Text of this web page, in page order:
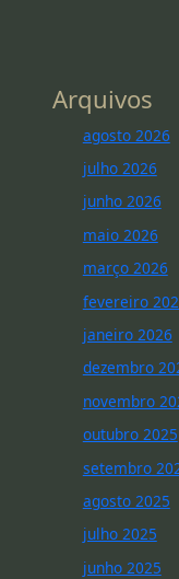
Arquivos
agosto 2026
julho 2026
junho 2026
maio 2026
março 2026
fevereiro
janeiro 2026
dezembro
novembro
outubro 2025
setembro
agosto 2025
julho 2025
junho 2025